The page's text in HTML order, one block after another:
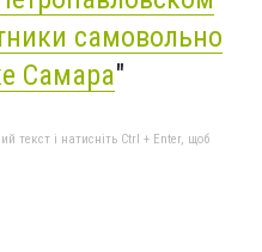
самовольно
Самара"
текст і натисніть Ctrl + Enter, щоб